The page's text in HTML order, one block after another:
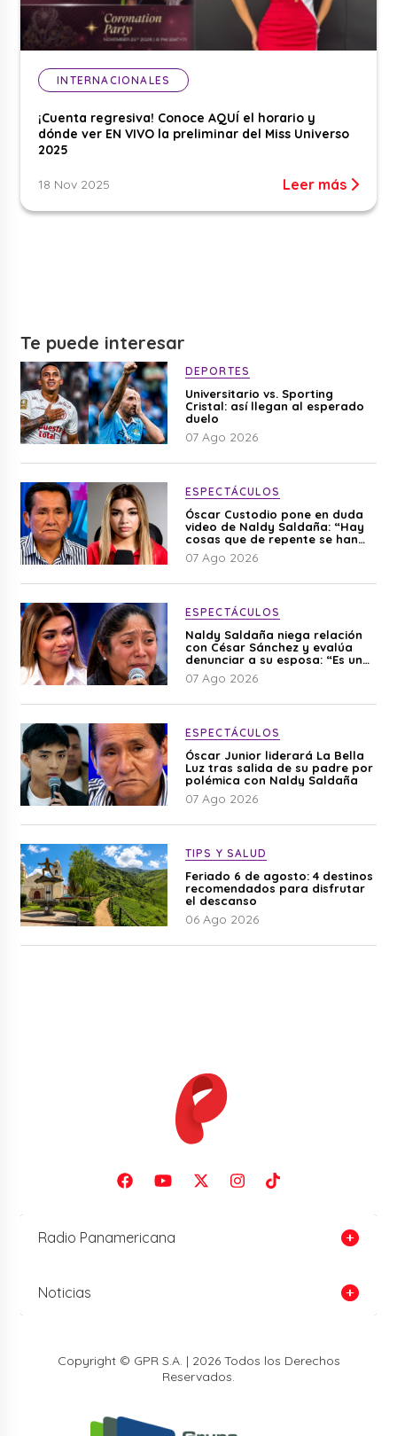
INTERNACIONALES
¡Cuenta regresiva! Conoce AQUÍ el horario y
dónde ver EN VIVO la preliminar del Miss Universo
2025
18 Nov 2025 Leer más
Te puede interesar
DEPORTES
Universitario vs. Sporting
Cristal: así llegan al esperado
duelo
07 Ago 2026
ESPECTÁCULOS
Óscar Custodio pone en duda
video de Naldy Saldaña: “Hay
cosas que de repente se han
editado”
07 Ago 2026
ESPECTÁCULOS
Naldy Saldaña niega relación
con César Sánchez y evalúa
denunciar a su esposa: “Es una
difamación”
07 Ago 2026
ESPECTÁCULOS
Óscar Junior liderará La Bella
Luz tras salida de su padre por
polémica con Naldy Saldaña
07 Ago 2026
TIPS Y SALUD
Feriado 6 de agosto: 4 destinos
recomendados para disfrutar
el descanso
06 Ago 2026
Radio Panamericana
Noticias
Copyright © GPR S.A. | 2026 Todos los Derechos
Reservados.